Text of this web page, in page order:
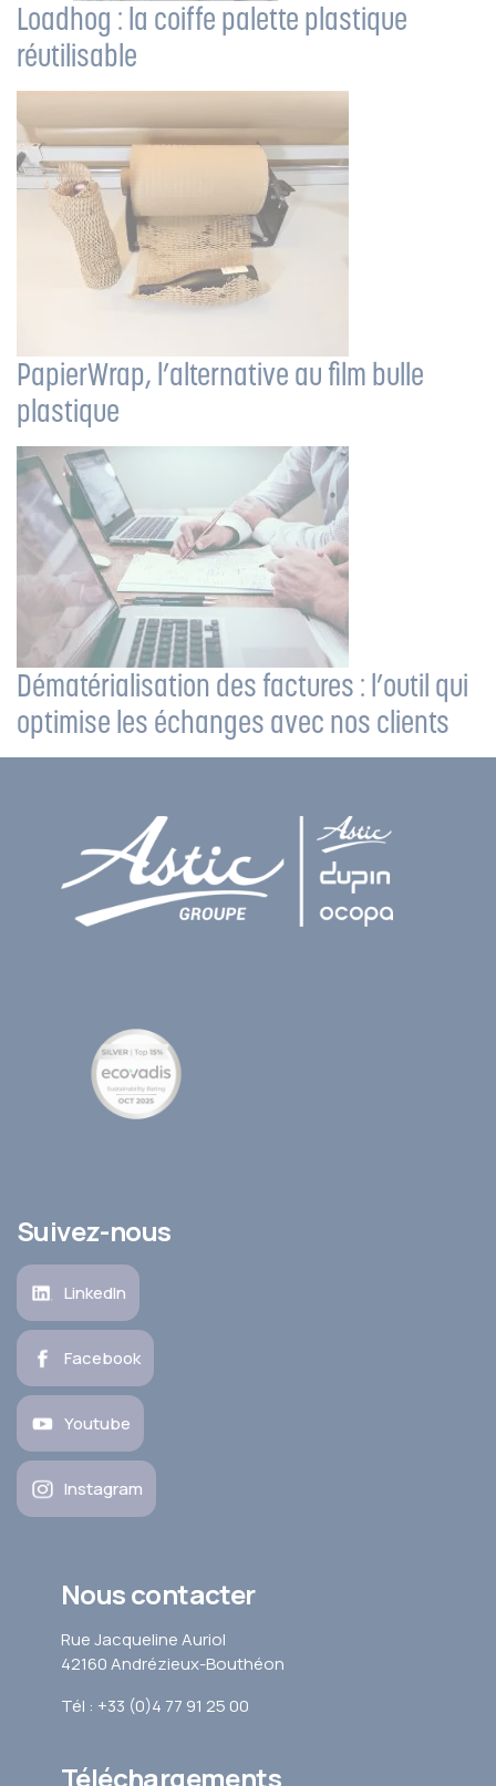
Loadhog : la coiffe palette plastique
réutilisable
PapierWrap, l’alternative au film bulle
plastique
Dématérialisation des factures : l’outil qui
optimise les échanges avec nos clients
Suivez-nous
LinkedIn
Facebook
Youtube
Instagram
Nous contacter
Rue Jacqueline Auriol
42160 Andrézieux-Bouthéon
Tél : +33 (0)4 77 91 25 00
Téléchargements